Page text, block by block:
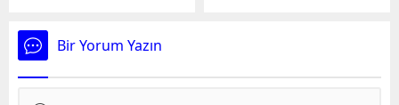
kayıplara karışmış veya
terkedilmiş dostlarımıza
sevgi dolu yuvalar bulma
dereye atıp kaçan şüpheli
Bir Yorum Yazın